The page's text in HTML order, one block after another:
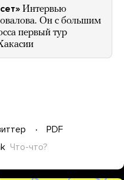
Интервью
Он с большим
первый тур
PDF
Что-что?